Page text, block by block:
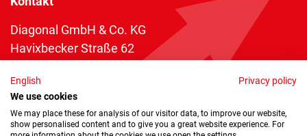
Diagonal GmbH & Co. KG
Havixbecker Straße 62
Telefon:+49 2534 970 216
Telefax: +49 2534 970 116
English
Privacy policy
We use cookies
We may place these for analysis of our visitor data, to improve our website,
show personalised content and to give you a great website experience. For